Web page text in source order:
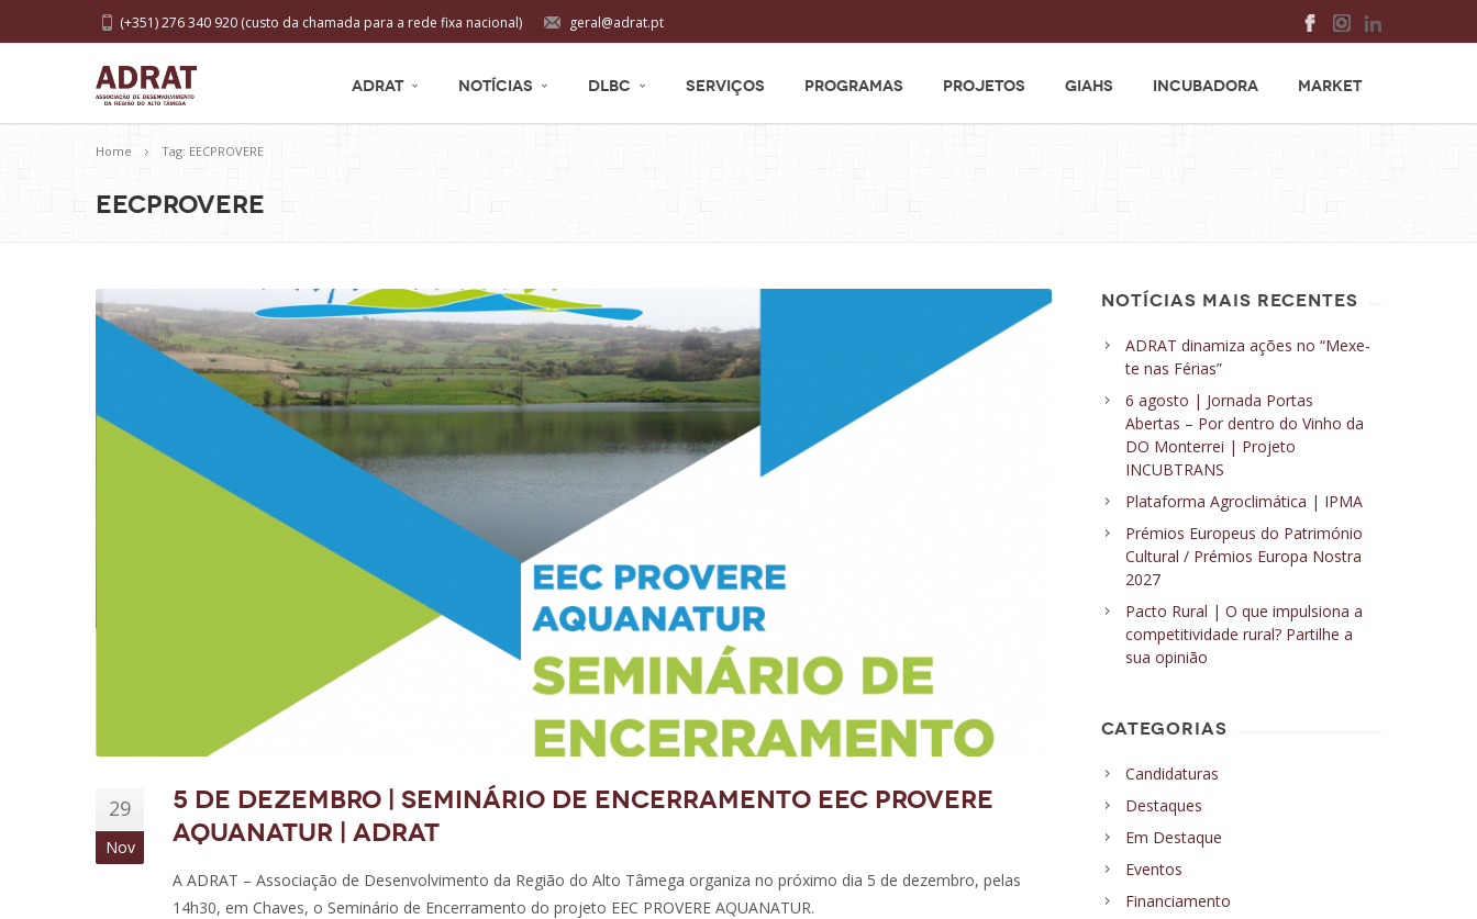
geral@adrat.pt
(+351) 276 340 920 (custo da chamada para a rede fixa nacional)
ADRAT NOTÍCIAS DLBC SERVIÇOS PROGRAMAS PROJETOS GIAHS INCUBADORA MARKET
Home Tag: EECPROVERE
EECPROVERE
29
Nov
5 de dezembro | Seminário de Encerramento EEC PROVERE
AQUANATUR | ADRAT
A ADRAT – Associação de Desenvolvimento da Região do Alto Tâmega organiza no próximo dia 5 de dezembro, pelas
14h30, em Chaves, o Seminário de Encerramento do projeto EEC PROVERE AQUANATUR.
NOTÍCIAS MAIS RECENTES
ADRAT dinamiza ações no “Mexe-
te nas Férias”
6 agosto | Jornada Portas
Abertas – Por dentro do Vinho da
DO Monterrei | Projeto
INCUBTRANS
Plataforma Agroclimática | IPMA
Prémios Europeus do Património
Cultural / Prémios Europa Nostra
2027
Pacto Rural | O que impulsiona a
competitividade rural? Partilhe a
sua opinião
CATEGORIAS
Candidaturas
Destaques
Em Destaque
Eventos
Financiamento